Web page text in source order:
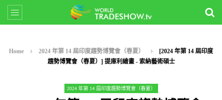
Home 2024 年第 14 屆印度趨勢博覽會（春夏）
[2024 年第 14 屆印度
趨勢博覽會（春夏）] 提庫利繪畫 - 索納藝術碩士
2024 年第 14 屆印度趨勢博覽會（春夏）